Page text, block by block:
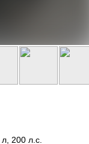
л, 200 л.с.